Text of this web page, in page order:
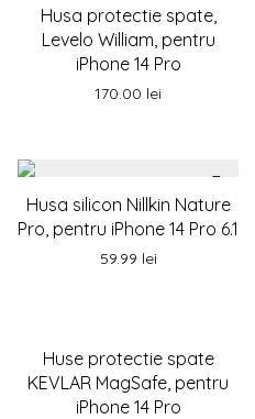
Husa protectie spate,
Levelo William, pentru
iPhone 14 Pro
170.00 lei
Husa silicon Nillkin Nature
Pro, pentru iPhone 14 Pro 6.1
59.99 lei
19%
Huse protectie spate
KEVLAR MagSafe, pentru
iPhone 14 Pro